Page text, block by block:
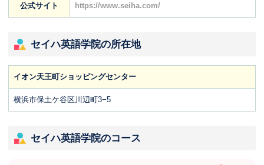
公式サイト https://www.seiha.com/
セイハ英語学院の所在地
イオン天王町ショッピングセンター
横浜市保土ケ谷区川辺町3−5
セイハ英語学院のコース